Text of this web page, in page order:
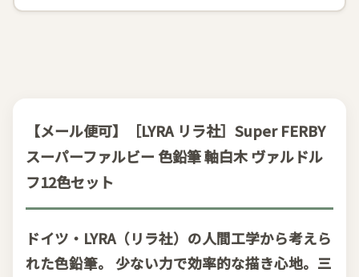
【メール便可】［LYRA リラ社］Super FERBY
スーパーファルビー 色鉛筆 軸白木 ヴァルドル
フ12色セット
ドイツ・LYRA（リラ社）の人間工学から考えら
れた色鉛筆。 少ない力で効率的な描き心地。三